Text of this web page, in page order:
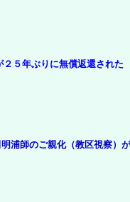
５年ぶりに無償返還された
浦師のご親化（教区視察）